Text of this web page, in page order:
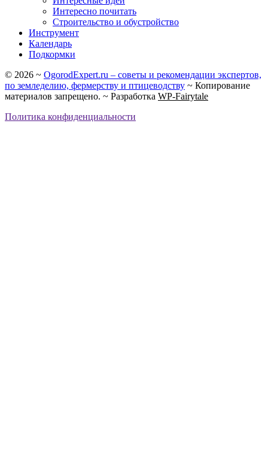
Интересно почитать
Строительство и обустройство
Инструмент
Календарь
Подкормки
© 2026 ~ OgorodExpert.ru – cоветы и рекомендации экспертов,
по земледелию, фермерству и птицеводству ~ Копирование
материалов запрещено. ~ Разработка WP-Fairytale
Политика конфиденциальности